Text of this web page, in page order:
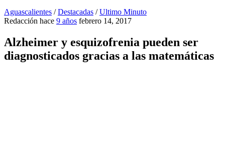
Aguascalientes /Destacadas /Ultimo Minuto
Redacción hace 9 años febrero 14, 2017
Alzheimer y esquizofrenia pueden ser
diagnosticados gracias a las matemáticas